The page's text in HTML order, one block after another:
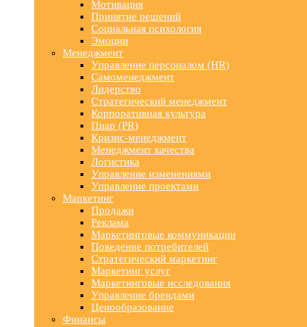
Мотивация
Принятие решений
Социальная психология
Эмоции
Менеджмент
Управление персоналом (HR)
Самоменеджмент
Лидерство
Стратегический менеджмент
Корпоративная культура
Пиар (PR)
Кризис-менеджмент
Менеджмент качества
Логистика
Управление изменениями
Управление проектами
Маркетинг
Продажи
Реклама
Маркетинговые коммуникации
Поведение потребителей
Стратегический маркетинг
Маркетинг услуг
Маркетинговые исследования
Управление брендами
Ценообразование
Финансы